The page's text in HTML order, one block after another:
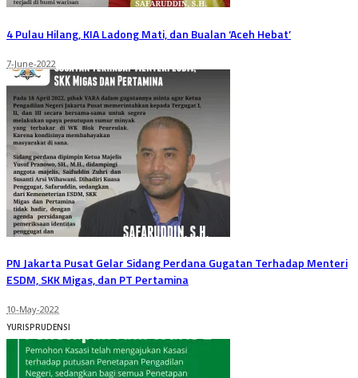
4 Pulau Hilang, KIA Ladong Mati, dan Bualan ‘Aceh Hebat’
7-June-2022
PN Jakarta Pusat Gelar Sidang Perdana Gugatan Terhadap Menteri
ESDM, SKK Migas, dan PT Pertamina
10-May-2022
YURISPRUDENSI